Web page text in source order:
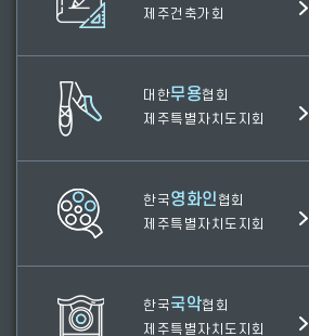
제주건축가회
대한무용협회
제주특별자치도지회
한국영화인 협회
제주특별자치도지회
한국국악협회
제주특별자치도지회